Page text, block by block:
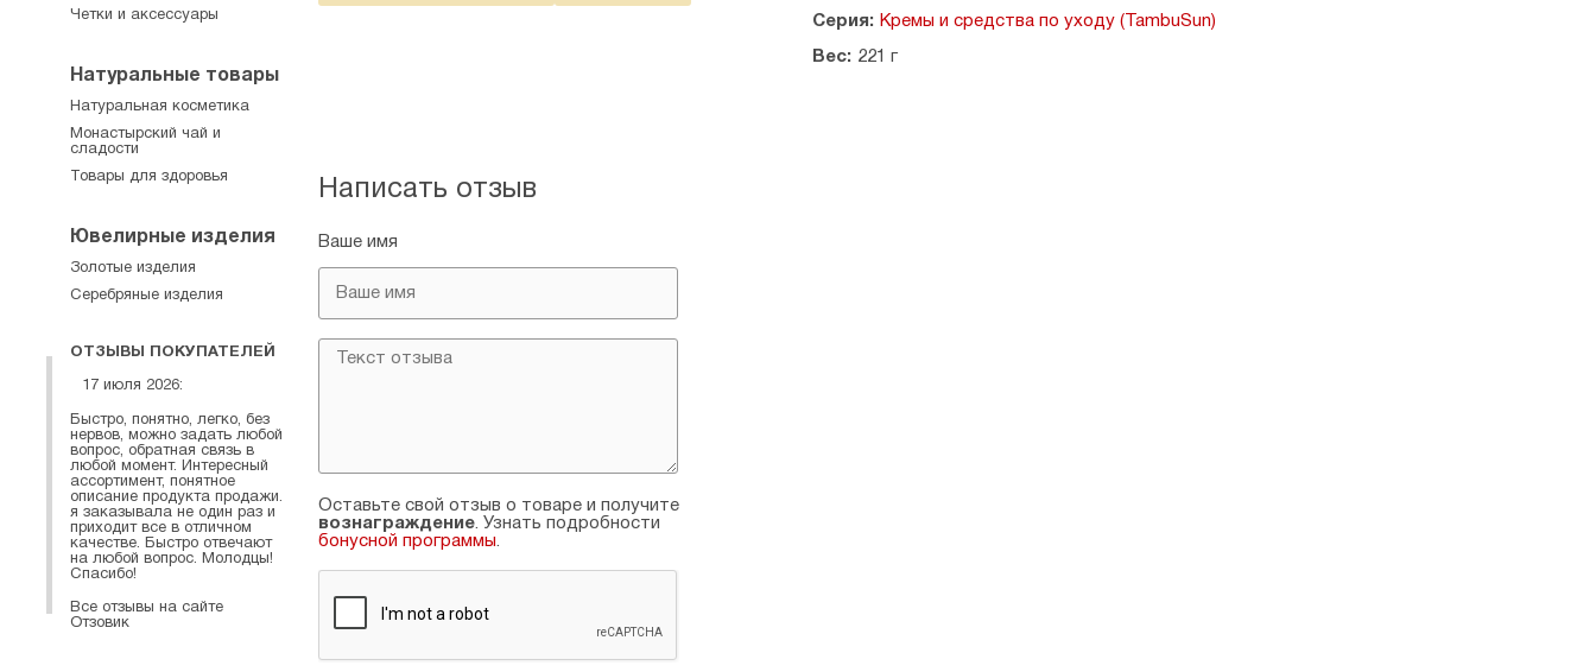
Объем: 200 мл.
Страна производитель: Россия, Ставропольский край.
Серия: Кремы и средства по уходу (TambuSun)
Вес: 221 г
Написать отзыв
Ваше имя
Оставьте свой отзыв о товаре и получите
вознаграждение. Узнать подробности
бонусной программы.
Четки и аксессуары
Натуральные товары
Натуральная косметика
Монастырский чай и
сладости
Товары для здоровья
Ювелирные изделия
Золотые изделия
Серебряные изделия
ОТЗЫВЫ ПОКУПАТЕЛЕЙ
17 июля 2026:
Быстро, понятно, легко, без
нервов, можно задать любой
вопрос, обратная связь в
любой момент. Интересный
ассортимент, понятное
описание продукта продажи.
я заказывала не один раз и
приходит все в отличном
качестве. Быстро отвечают
на любой вопрос. Молодцы!
Спасибо!
Все отзывы на сайте
Отзовик